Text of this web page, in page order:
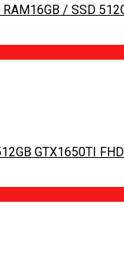
GTX1650TI FHD